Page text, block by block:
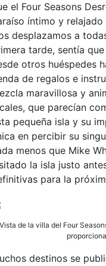
el Four Seasons
íntimo y
desplazamos a
tarde, sentía
otros huéspedes
de regalos e
maravillosa y
que parecían
pequeña isla y su
en percibir su
menos que Mike
la isla justo
para la
Vista de la villa del Four
destinos se